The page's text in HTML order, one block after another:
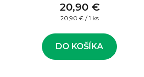
20,90 €
Jednotková
20,90 € / 1 ks
DO KOŠÍKA